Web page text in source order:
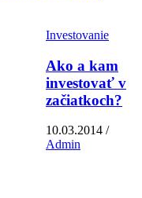
Investovanie
Ako a kam
investovať v
začiatkoch?
10.03.2014 /
Admin